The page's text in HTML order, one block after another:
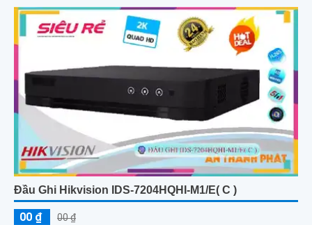
Đầu Ghi Hikvision IDS-7204HQHI-M1/E( C )
00 ₫ 00 ₫